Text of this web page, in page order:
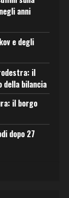
anni
e degli
il
della bilancia
il borgo
dopo 27